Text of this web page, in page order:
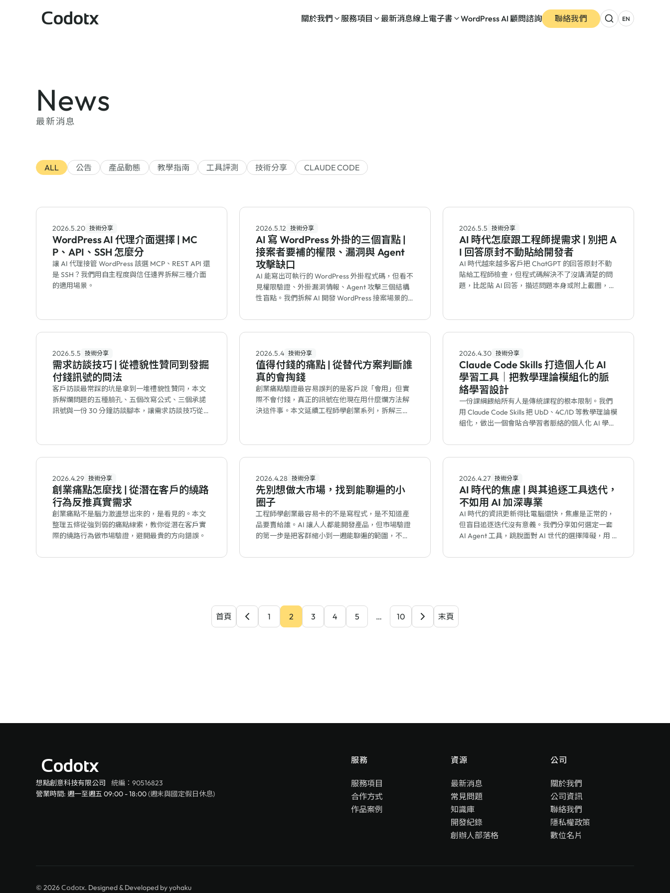
Codotx 關於我們 服務項目 最新消息線上電子書 WordPress AI 顧問諮詢 聯絡我們 EN
News
最新消息
ALL 公告 產品動態 教學指南 工具評測 技術分享 CLAUDE CODE
2026.5.20 技術分享
WordPress AI 代理介面選擇 | MC
P、API、SSH 怎麼分
讓 AI 代理接管 WordPress 該選 MCP、REST API 還
是 SSH？我們用自主程度與信任邊界拆解三種介面
的適用場景。
2026.5.12 技術分享
AI 寫 WordPress 外掛的三個盲點 |
接案者要補的權限、漏洞與 Agent
攻擊缺口
AI 能寫出可執行的 WordPress 外掛程式碼，但看不
見權限驗證、外掛漏洞情報、Agent 攻擊三個結構
性盲點。我們拆解 AI 開發 WordPress 接案場景的
2026.5.5 技術分享
AI 時代怎麼跟工程師提需求 | 別把 A
I 回答原封不動貼給開發者
AI 時代越來越多客戶把 ChatGPT 的回答原封不動
貼給工程師檢查，但程式碼解決不了沒講清楚的問
題，比起貼 AI 回答，描述問題本身或附上截圖，能
2026.5.5 技術分享
需求訪談技巧 | 從禮貌性贊同到發掘
付錢訊號的問法
客戶訪談最常踩的坑是拿到一堆禮貌性贊同，本文
拆解爛問題的五種臉孔、五個改寫公式、三個承諾
訊號與一份 30 分鐘訪談腳本，讓需求訪談技巧從理
2026.5.4 技術分享
值得付錢的痛點 | 從替代方案判斷誰
真的會掏錢
創業痛點驗證最容易誤判的是客戶說「會用」但實
際不會付錢，真正的訊號在他現在用什麼爛方法解
決這件事。本文延續工程師學創業系列，拆解三類
2026.4.30 技術分享
Claude Code Skills 打造個人化 AI
學習工具｜把教學理論模組化的脈
絡學習設計
一份課綱餵給所有人是傳統課程的根本限制。我們
用 Claude Code Skills 把 UbD、4C/ID 等教學理論模
組化，做出一個會貼合學習者脈絡的個人化 AI 學習
2026.4.29 技術分享
創業痛點怎麼找 | 從潛在客戶的繞路
行為反推真實需求
創業痛點不是腦力激盪想出來的，是看見的。本文
整理五條從強到弱的痛點線索，教你從潛在客戶實
際的繞路行為做市場驗證，避開最貴的方向錯誤。
2026.4.28 技術分享
先別想做大市場，找到能聊遍的小
圈子
工程師學創業最容易卡的不是寫程式，是不知道產
品要賣給誰。AI 讓人人都能開發產品，但市場驗證
的第一步是把客群縮小到一週能聊遍的範圍，不是
2026.4.27 技術分享
AI 時代的焦慮 | 與其追逐工具迭代，
不如用 AI 加深專業
AI 時代的資訊更新得比電腦還快，焦慮是正常的，
但盲目追逐迭代沒有意義。我們分享如何選定一套
AI Agent 工具，跳脫面對 AI 世代的選擇障礙，用 A
首頁 1 2 3 4 5 … 10 末頁
Codotx
想點創意科技有限公司
統編：90516823
營業時間: 週一至週五 09:00 - 18:00(週末與國定假日休息)
服務
服務項目
合作方式
作品案例
資源
最新消息
常見問題
知識庫
開發紀錄
創辦人部落格
公司
關於我們
公司資訊
聯絡我們
隱私權政策
數位名片
© 2026Codotx. Designed & Developed byyohaku